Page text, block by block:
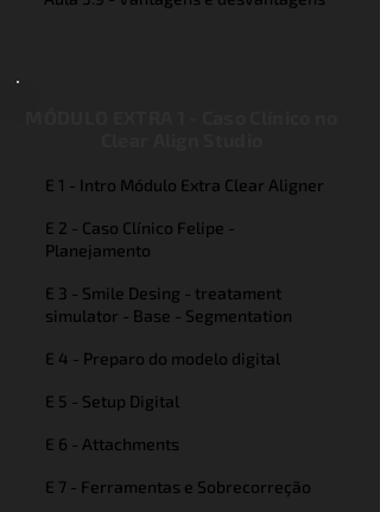
E 1 - Intro Módulo Extra Clear Aligner
E 2 - Caso Clínico Felipe -
Planejamento
E 3 - Smile Desing - treatament
simulator - Base - Segmentation
E 4 - Preparo do modelo digital
E 5 - Setup Digital
E 6 - Attachments
E 7 - Ferramentas e Sobrecorreção